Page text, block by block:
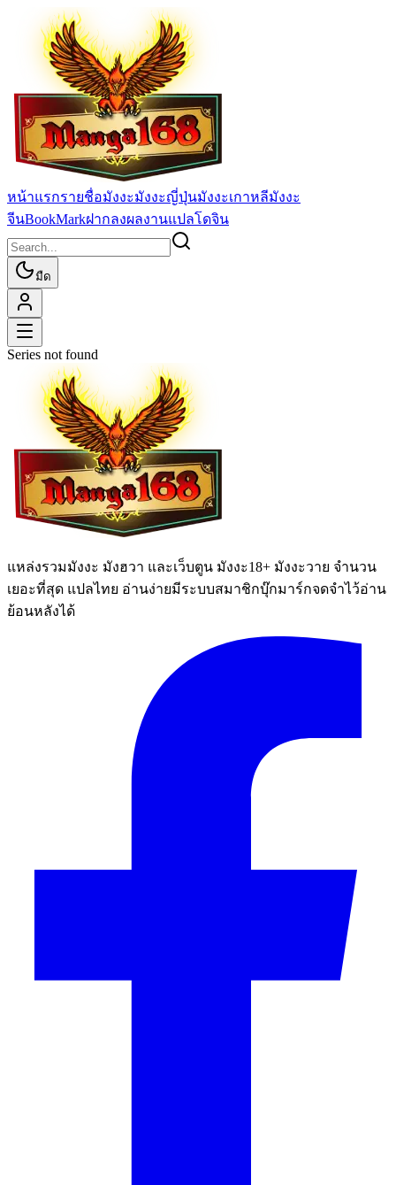
หน้าแรกรายชื่อมังงะมังงะญี่ปุ่นมังงะเกาหลีมังงะ
จีนBookMarkฝากลงผลงานแปลโดจิน
มืด
Series not found
แหล่งรวมมังงะ มังฮวา และเว็บตูน มังงะ18+ มังงะวาย จำนวน
เยอะที่สุด แปลไทย อ่านง่ายมีระบบสมาชิกบุ๊กมาร์กจดจำไว้อ่าน
ย้อนหลังได้